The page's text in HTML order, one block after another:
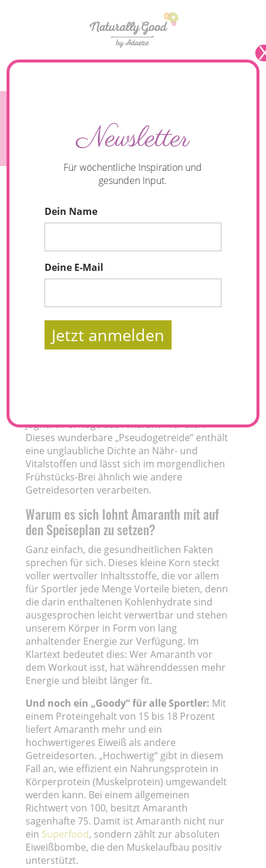
Porridge mit Blaubeeren und Kokoschips
Joghurt-Porridge aus Amaranth für dich.
Dieses wunderbare „Pseudogetreide“ enthält
eine unglaubliche Dichte an Nähr- und
Vitalstoffen und lässt sich im morgendlichen
Frühstücks-Brei ähnlich wie andere
Getreidesorten verarbeiten.
Warum es sich lohnt Amaranth mit auf
den Speiseplan zu setzen?
Ganz einfach, die gesundheitlichen Fakten
sprechen für sich. Dieses kleine Korn steckt
voller wertvoller Inhaltsstoffe, die vor allem
für Sportler jede Menge Vorteile bieten, denn
die darin enthaltenen Kohlenhydrate sind
ausgesprochen leicht verwertbar und stehen
unserem Körper in Form von lang
anhaltender Energie zur Verfügung. Im
Klartext bedeutet dies: Wer Amaranth vor
dem Workout isst, hat währenddessen mehr
Energie und bleibt länger fit.
Und noch ein „Goody“ für alle Sportler: Mit
einem Proteingehalt von 15 bis 18 Prozent
liefert Amaranth mehr und ein
hochwertigeres Eiweiß als andere
Getreidesorten. „Hochwertig“ gibt in diesem
Fall an, wie effizient ein Nahrungsprotein in
Körperprotein (Muskelprotein) umgewandelt
werden kann. Bei einem allgemeinen
Richtwert von 100, besitzt Amaranth
sagenhafte 75. Damit ist Amaranth nicht nur
ein Superfood, sondern zählt zur absoluten
Eiweißbombe, die den Muskelaufbau positiv
unterstützt.
Newsletter
Für wöchentliche Inspiration und
gesunden Input.
Dein Name
Deine E-Mail
Jetzt anmelden